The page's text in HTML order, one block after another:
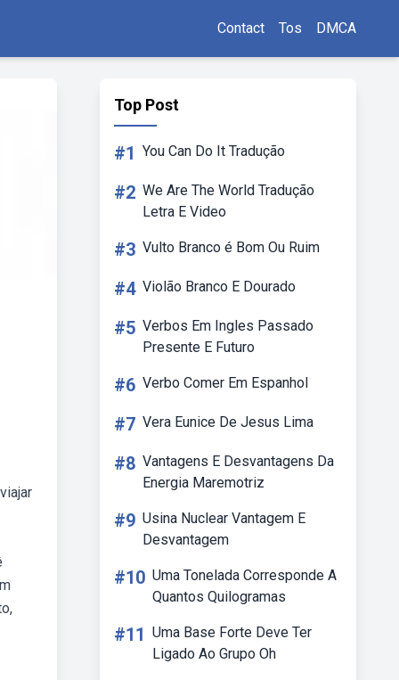
Contact Tos DMCA
Top Post
#1 You Can Do It Tradução
#2 We Are The World Tradução
Letra E Video
#3 Vulto Branco é Bom Ou Ruim
#4 Violão Branco E Dourado
#5 Verbos Em Ingles Passado
Presente E Futuro
#6 Verbo Comer Em Espanhol
#7 Vera Eunice De Jesus Lima
#8 Vantagens E Desvantagens Da
Energia Maremotriz
#9 Usina Nuclear Vantagem E
Desvantagem
#10 Uma Tonelada Corresponde A
Quantos Quilogramas
#11 Uma Base Forte Deve Ter
Ligado Ao Grupo Oh